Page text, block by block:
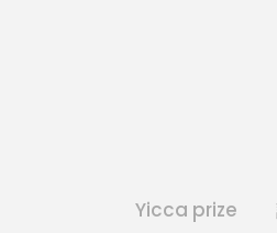
Yicca prize